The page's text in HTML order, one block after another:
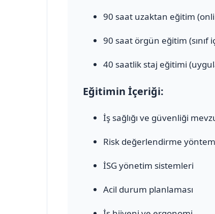
90 saat uzaktan eğitim
90 saat örgün eğitim (sınıf
40 saatlik staj eğitimi
Eğitimin İçeriği:
İş sağlığı ve güvenliği
Risk değerlendirme
İSG yönetim sistemleri
Acil durum planlaması